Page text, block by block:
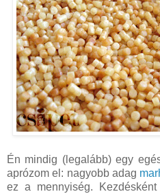
Én mindig (legalább) egy
aprózom el: nagyobb adag
ez a mennyiség.